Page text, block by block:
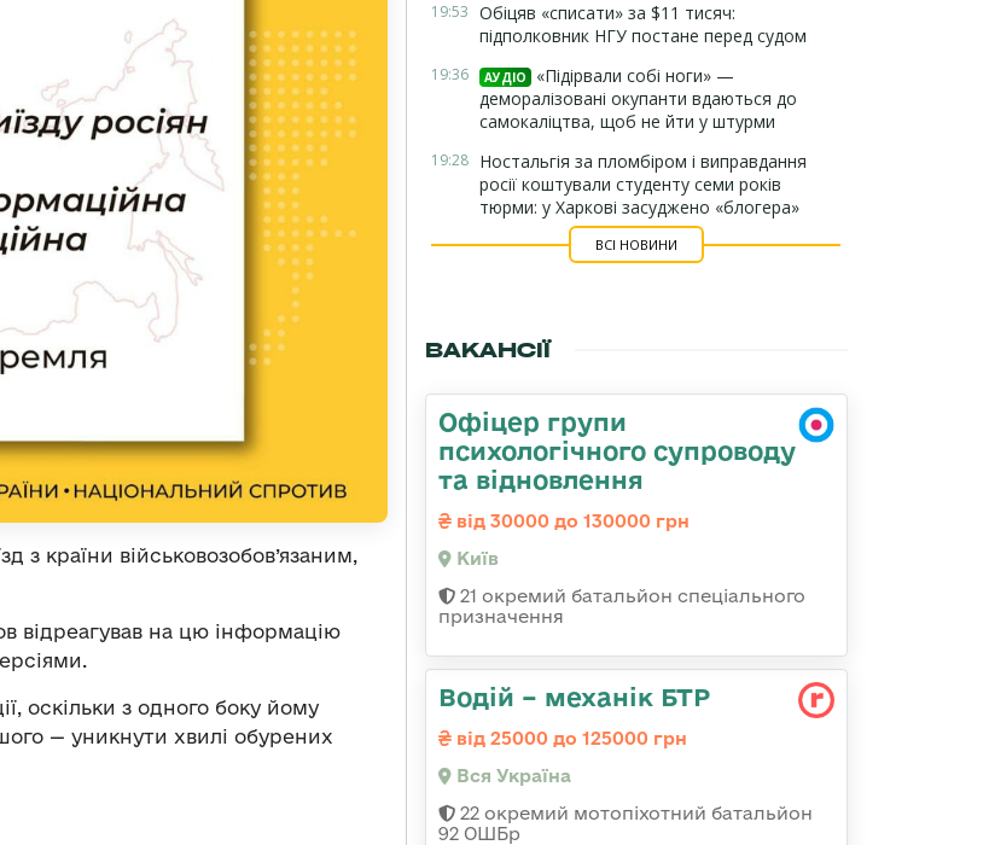
країни військовозобов’язаним,
відреагував на цю інформацію
оскільки з одного боку йому
— уникнути хвилі обурених
19:53 Обіцяв «списати» за $11 тисяч:
підполковник НГУ постане перед судом
19:36 АУДІО
«Підірвали собі ноги» —
деморалізовані окупанти вдаються до
самокаліцтва, щоб не йти у штурми
19:28 Ностальгія за пломбіром і виправдання
росії коштували студенту семи років
тюрми: у Харкові засуджено «блогера»
ВСІ НОВИНИ
ВАКАНСІЇ
Офіцер групи
психологічного супроводу
та відновлення
від 30000 до 130000 грн
Київ
21 окремий батальйон спеціального
призначення
Водій – механік БТР
від 25000 до 125000 грн
Вся Україна
22 окремий мотопіхотний батальйон
92 ОШБр